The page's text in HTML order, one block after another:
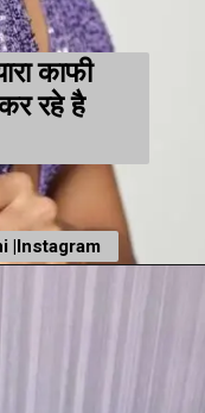
|Instagram
काफी
रहे है